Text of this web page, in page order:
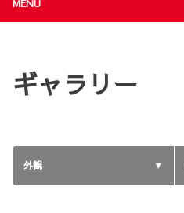
MENU
ギャラリー
外観